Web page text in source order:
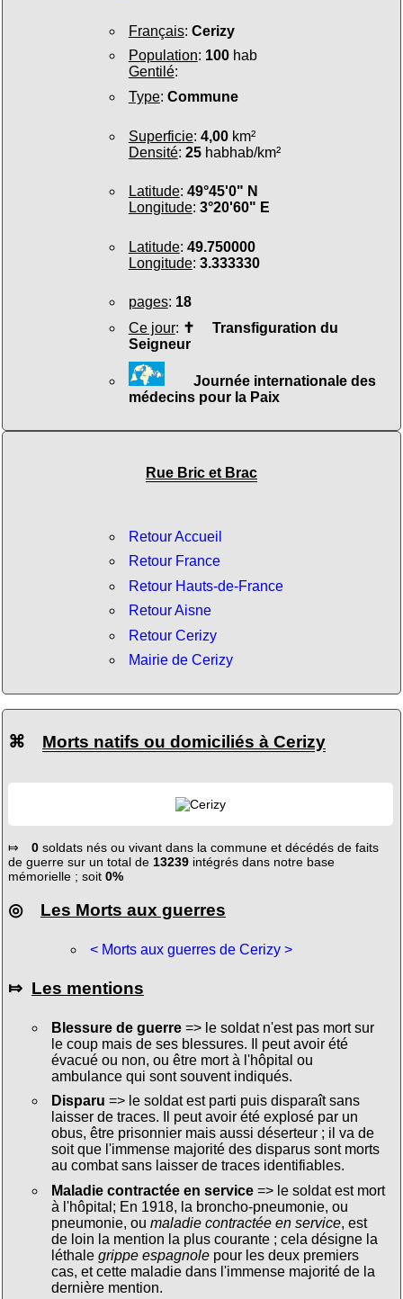
Français: Cerizy
Population: 100hab
Gentilé:
Type: Commune
Superficie: 4,00km²
Densité: 25habhab/km²
Latitude: 49°45'0" N
Longitude: 3°20'60" E
Latitude: 49.750000
Longitude: 3.333330
pages: 18
Ce jour: ✝ Transfiguration du
Seigneur
Journée internationale des
médecins pour la Paix
Rue Bric et Brac
Retour Accueil
Retour France
Retour Hauts-de-France
Retour Aisne
Retour Cerizy
Mairie de Cerizy
⌘ Morts natifs ou domiciliés à Cerizy
⤇ 0soldats nés ou vivant dans la commune et décédés de faits
de guerre sur un total de 13239intégrés dans notre base
mémorielle ; soit 0%
◎ Les Morts aux guerres
< Morts aux guerres de Cerizy >
⤇ Les mentions
Blessure de guerre=> le soldat n'est pas mort sur
le coup mais de ses blessures. Il peut avoir été
évacué ou non, ou être mort à l'hôpital ou
ambulance qui sont souvent indiqués.
Disparu => le soldat est parti puis disparaît sans
laisser de traces. Il peut avoir été explosé par un
obus, être prisonnier mais aussi déserteur ; il va de
soit que l'immense majorité des disparus sont morts
au combat sans laisser de traces identifiables.
Maladie contractée en service=> le soldat est mort
à l'hôpital; En 1918, la broncho-pneumonie, ou
pneumonie, ou maladie contractée en service, est
de loin la mention la plus courante ; cela désigne la
léthale grippe espagnolepour les deux premiers
cas, et cette maladie dans l'immense majorité de la
dernière mention.